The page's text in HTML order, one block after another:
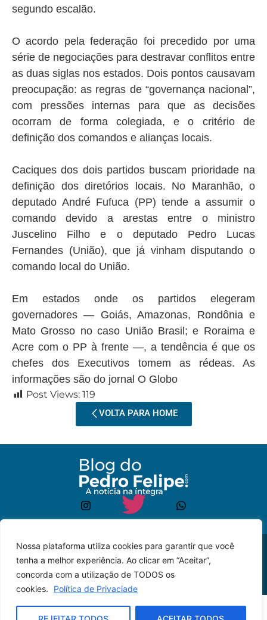
Nossa plataforma utiliza cookies para garantir que você
tenha a melhor experiência. Ao clicar em “Aceitar”,
concorda com a utilização de TODOS os
cookies.
Política de Privaciade
segundo escalão.
O acordo pela federação foi precedido por uma
série de negociações para destravar conflitos entre
as duas siglas nos estados. Dois pontos causavam
preocupação: as regras de “governança nacional”,
com pressões internas para que as decisões
ocorram de forma colegiada, e o critério de
definição dos comandos e alianças locais.
Caciques dos dois partidos buscam prioridade na
definição dos diretórios locais. No Maranhão, o
deputado André Fufuca (PP) tende a assumir o
comando devido a arestas entre o ministro
Juscelino Filho e o deputado Pedro Lucas
Fernandes (União), que já vinham disputando o
comando local do União.
Em estados onde os partidos elegeram
governadores — Goiás, Amazonas, Rondônia e
Mato Grosso no caso União Brasil; e Roraima e
Acre com o PP à frente —, a tendência é que os
chefes dos Executivos tomem as rédeas. As
informações são do jornal O Globo
Post Views: 119
VOLTA PARA HOME
© 2023 – Todos os
direitos reservados.
Desenvolvido por: JP